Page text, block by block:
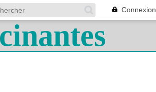
Connexion